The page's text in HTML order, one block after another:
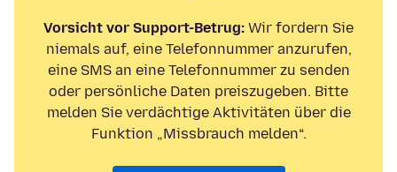
Vorsicht vor Support-Betrug: Wir fordern Sie
niemals auf, eine Telefonnummer anzurufen,
eine SMS an eine Telefonnummer zu senden
oder persönliche Daten preiszugeben. Bitte
melden Sie verdächtige Aktivitäten über die
Funktion „Missbrauch melden“.